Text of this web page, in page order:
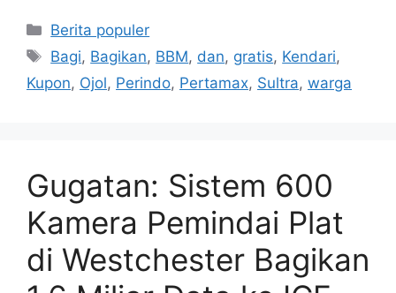
Kategori
Berita populer
Tag
Bagi, Bagikan, BBM, dan, gratis, Kendari,
Kupon, Ojol, Perindo, Pertamax, Sultra, warga
Gugatan: Sistem 600
Kamera Pemindai Plat
di Westchester Bagikan